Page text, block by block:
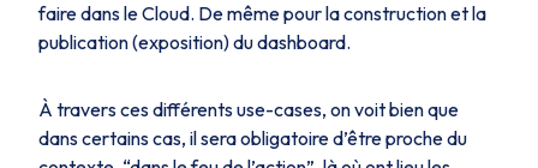
faire dans le Cloud. De même pour la construction et la
publication (exposition) du dashboard.
À travers ces différents use-cases, on voit bien que
dans certains cas, il sera obligatoire d’être proche du